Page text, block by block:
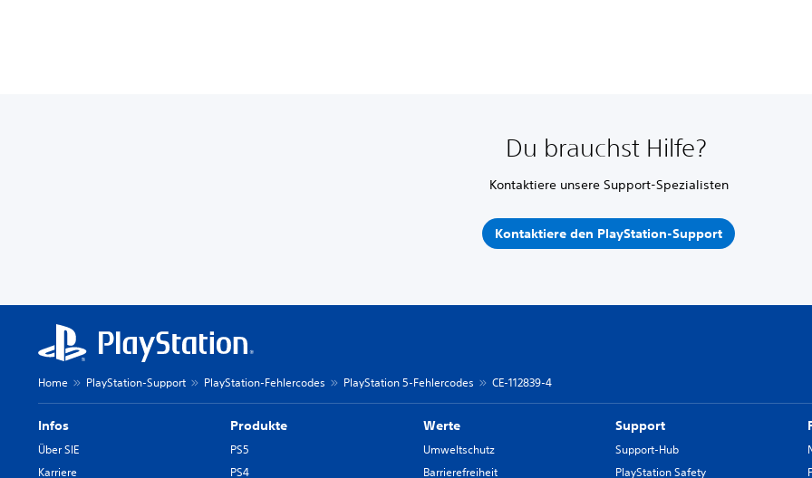
Du brauchst Hilfe?
Kontaktiere unsere Support-Spezialisten
Kontaktiere den PlayStation-Support
Home PlayStation-Support PlayStation-Fehlercodes PlayStation 5-Fehlercodes CE-112839-4
Infos
Über SIE
Karriere
Produkte
PS5
PS4
Werte
Umweltschutz
Barrierefreiheit
Support
Support-Hub
PlayStation Safety